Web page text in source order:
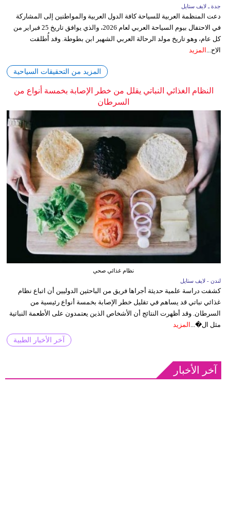
جدة ـ لايف ستايل
دعت المنظمة العربية للسياحة كافة الدول العربية والمواطنين إلى المشاركة
في الاحتفال بيوم السياحة العربي لعام 2026، والذي يوافق تاريخ 25 فبراير من
كل عام، وهو تاريخ مولد الرحالة العربي الشهير ابن بطوطة. وقد أُطلقت
الاح... المزيد
المزيد من التحقيقات السياحية
النظام الغذائي النباتي يقلل من خطر الإصابة بخمسة أنواع من
السرطان
نظام غذائي صحي
لندن - لايف ستايل
كشفت دراسة علمية حديثة أجراها فريق من الباحثين الدوليين أن اتباع نظام
غذائي نباتي قد يساهم في تقليل خطر الإصابة بخمسة أنواع رئيسية من
السرطان. وقد أظهرت النتائج أن الأشخاص الذين يعتمدون على الأطعمة النباتية
مثل ال�...
المزيد
آخر الأخبار الطبية
آخر الأخبار